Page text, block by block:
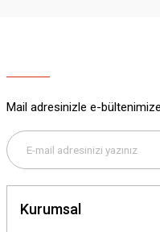
Bu ürüne benzer farklı
Mail adresinizle e-
Kurumsal